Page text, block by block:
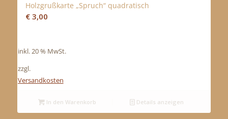
Holzgrußkarte „Spruch“ quadratisch
€3,00
inkl. 20 % MwSt.
zzgl.
Versandkosten
In den Warenkorb Details anzeigen